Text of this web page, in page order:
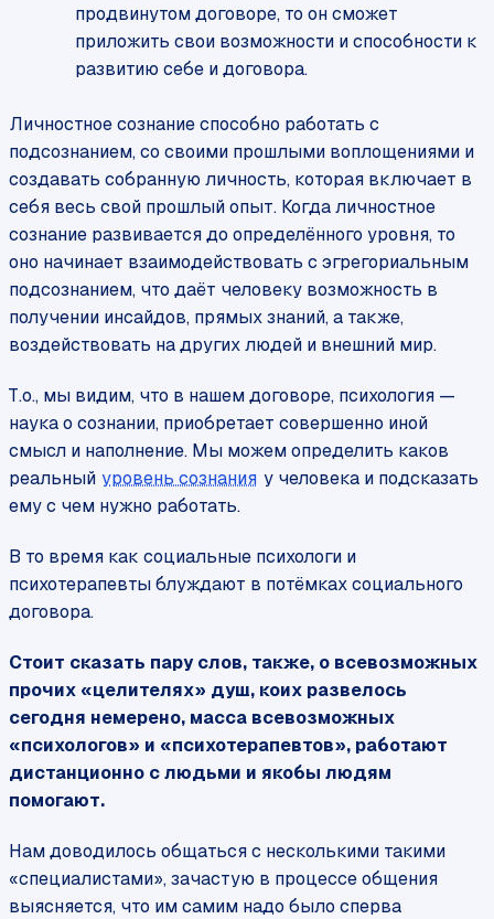
продвинутом договоре, то он сможет
приложить свои возможности и способности к
развитию себе и договора.
Личностное сознание способно работать с
подсознанием, со своими прошлыми воплощениями и
создавать собранную личность, которая включает в
себя весь свой прошлый опыт. Когда личностное
сознание развивается до определённого уровня, то
оно начинает взаимодействовать с эгрегориальным
подсознанием, что даёт человеку возможность в
получении инсайдов, прямых знаний, а также,
воздействовать на других людей и внешний мир.
Т.о., мы видим, что в нашем договоре, психология —
наука о сознании, приобретает совершенно иной
смысл и наполнение. Мы можем определить каков
реальный уровень сознания у человека и подсказать
ему с чем нужно работать.
В то время как социальные психологи и
психотерапевты блуждают в потёмках социального
договора.
Стоит сказать пару слов, также, о всевозможных
прочих «целителях» душ, коих развелось
сегодня немерено, масса всевозможных
«психологов» и «психотерапевтов», работают
дистанционно с людьми и якобы людям
помогают.
Нам доводилось общаться с несколькими такими
«специалистами», зачастую в процессе общения
выясняется, что им самим надо было сперва